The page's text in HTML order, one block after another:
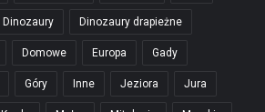
Dinozaury Dinozaury drapieżne
Domowe Europa Gady
Góry Inne Jeziora Jura